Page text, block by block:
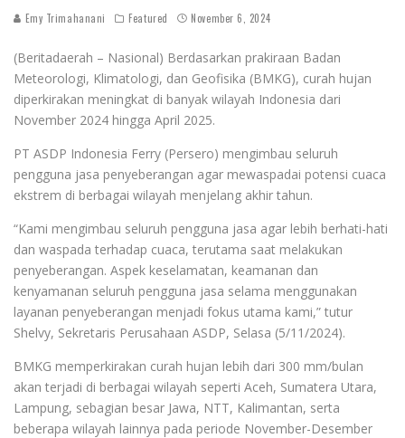
Emy Trimahanani Featured November 6, 2024
(Beritadaerah – Nasional) Berdasarkan prakiraan Badan
Meteorologi, Klimatologi, dan Geofisika (BMKG), curah hujan
diperkirakan meningkat di banyak wilayah Indonesia dari
November 2024 hingga April 2025.
PT ASDP Indonesia Ferry (Persero) mengimbau seluruh
pengguna jasa penyeberangan agar mewaspadai potensi cuaca
ekstrem di berbagai wilayah menjelang akhir tahun.
“Kami mengimbau seluruh pengguna jasa agar lebih berhati-hati
dan waspada terhadap cuaca, terutama saat melakukan
penyeberangan. Aspek keselamatan, keamanan dan
kenyamanan seluruh pengguna jasa selama menggunakan
layanan penyeberangan menjadi fokus utama kami,” tutur
Shelvy, Sekretaris Perusahaan ASDP, Selasa (5/11/2024).
BMKG memperkirakan curah hujan lebih dari 300 mm/bulan
akan terjadi di berbagai wilayah seperti Aceh, Sumatera Utara,
Lampung, sebagian besar Jawa, NTT, Kalimantan, serta
beberapa wilayah lainnya pada periode November-Desember